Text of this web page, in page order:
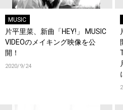
MUSIC
片平里菜、新曲「HEY!」 MUSIC
VIDEOのメイキング映像を公
開！
2020/9/24